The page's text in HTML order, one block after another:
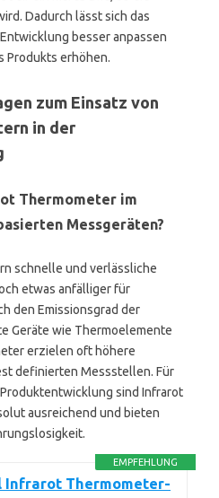
Dadurch lässt sich das
besser anpassen
Produkts erhöhen.
zum Einsatz von
in der
Thermometer im
Messgeräten?
schnelle und verlässliche
etwas anfälliger für
den Emissionsgrad der
Geräte wie Thermoelemente
erzielen oft höhere
definierten Messstellen. Für
sind Infrarot
ausreichend und bieten
EMPFEHLUNG
Infrarot Thermometer-